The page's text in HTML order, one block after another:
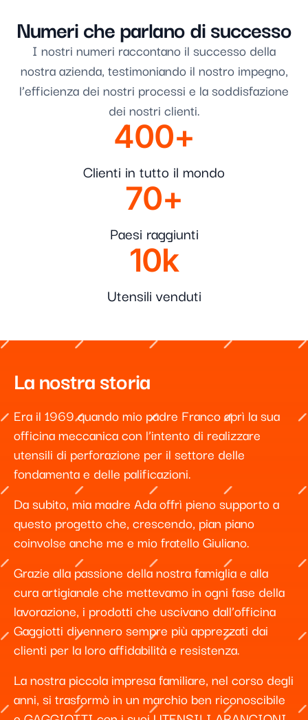
Numeri che parlano di successo
I nostri numeri raccontano il successo della
nostra azienda, testimoniando il nostro impegno,
l’efficienza dei nostri processi e la soddisfazione
dei nostri clienti.
Clienti in tutto il mondo
400+
Paesi raggiunti
70+
Utensili venduti
10k
La nostra storia
Era il 1969 quando mio padre Franco aprì la sua
officina meccanica con l’intento di realizzare
utensili di perforazione per il settore delle
fondamenta e delle palificazioni.
Da subito, mia madre Ada offrì pieno supporto a
questo progetto che, crescendo, pian piano
coinvolse anche me e mio fratello Giuliano.
Grazie alla passione della nostra famiglia e alla
cura artigianale che mettevamo in ogni fase della
lavorazione, i prodotti che uscivano dall’officina
Gaggiotti divennero sempre più apprezzati dai
clienti per la loro affidabilità e resistenza.
La nostra piccola impresa familiare, nel corso degli
anni, si trasformò in un marchio ben riconoscibile